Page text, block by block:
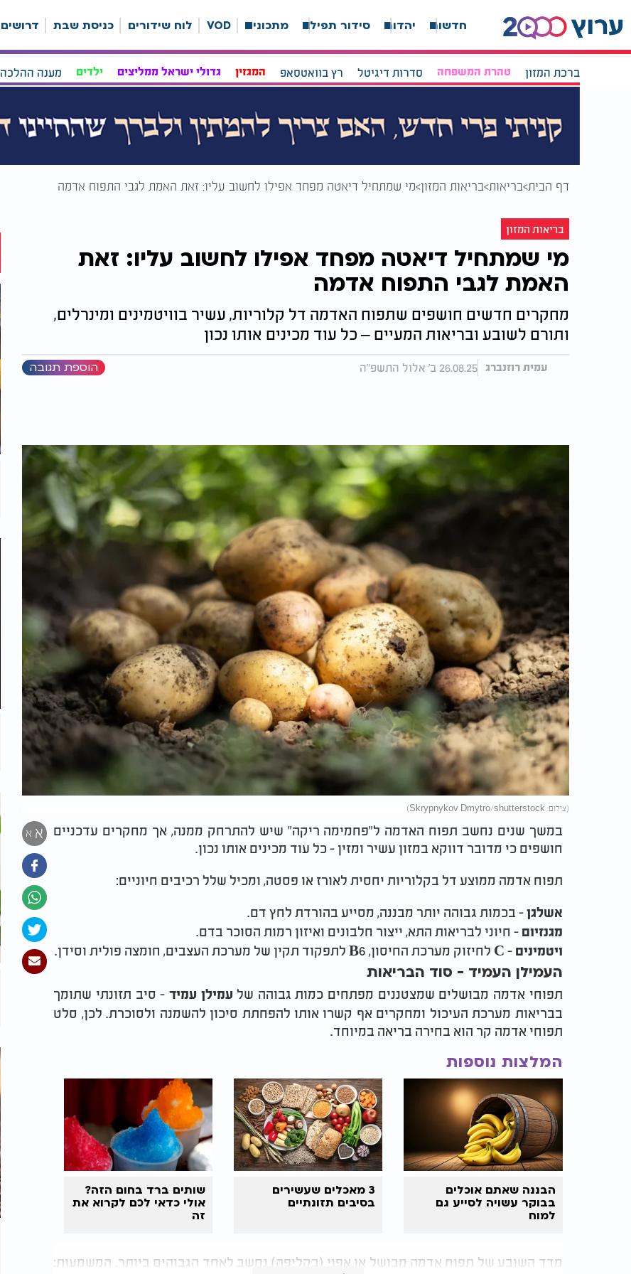
חדשות יהדות סידור תפילה מתכונים VOD לוח שידורים כניסת שבת דרושים
ברכת המזון טהרת המשפחה סדרות דיגיטל רץ בוואטסאפ המגזין גדולי ישראל ממליצים ילדים מענה ההלכה
דף הבית בריאות בריאות המזון מי שמתחיל דיאטה מפחד אפילו לחשוב עליו: זאת האמת לגבי התפוח אדמה
בריאות המזון
מי שמתחיל דיאטה מפחד אפילו לחשוב עליו: זאת
האמת לגבי התפוח אדמה
מחקרים חדשים חושפים שתפוח האדמה דל קלוריות, עשיר בוויטמינים ומינרלים,
ותורם לשובע ובריאות המעיים – כל עוד מכינים אותו נכון
עמית רוזנברג 26.08.25 ב' אלול התשפ"ה הוספת תגובה
(צילום: Skrypnykov Dmytro/shutterstock)
א א
במשך שנים נחשב תפוח האדמה ל"פחמימה ריקה" שיש להתרחק ממנה, אך מחקרים עדכניים
חושפים כי מדובר דווקא במזון עשיר ומזין - כל עוד מכינים אותו נכון.
תפוח אדמה ממוצע דל בקלוריות יחסית לאורז או פסטה, ומכיל שלל רכיבים חיוניים:
אשלגן- בכמות גבוהה יותר מבננה, מסייע בהורדת לחץ דם.
מגנזיום - חיוני לבריאות התא, ייצור חלבונים ואיזון רמות הסוכר בדם.
ויטמינים - C לחיזוק מערכת החיסון, B6 לתפקוד תקין של מערכת העצבים, חומצה פולית וסידן.
העמילן העמיד - סוד הבריאות
תפוחי אדמה מבושלים שמצטננים מפתחים כמות גבוהה של עמילן עמיד - סיב תזונתי שתומך
בבריאות מערכת העיכול ומחקרים אף קשרו אותו להפחתת סיכון להשמנה ולסוכרת. לכן, סלט
תפוחי אדמה קר הוא בחירה בריאה במיוחד.
המלצות נוספות
הבננה שאתם אוכלים
בבוקר עשויה לסייע גם
למוח
3 מאכלים שעשירים
בסיבים תזונתיים
שותים ברד בחום הזה?
אולי כדאי לכם לקרוא את
זה
מדד השובע של תפוח אדמה מבושל או אפוי (בקליפה) נחשב לאחד הגבוהים ביותר. המשמעות: